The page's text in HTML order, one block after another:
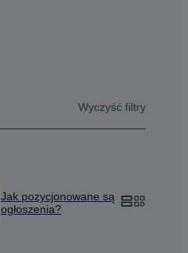
Wyczyść filtry
Jak pozycjonowane są
ogłoszenia?